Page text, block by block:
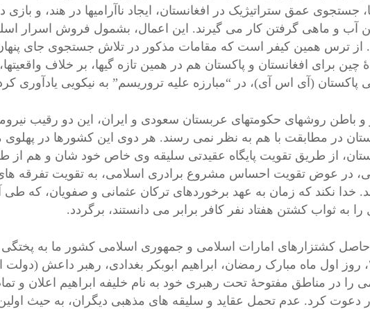
جستجوی عمق ستراتیژیک در افغانستان، ایجاد ناآرامیها در هند، و
آب و ماهی گرفتن کار می گیرند. این اعمال، بشمول فروش اسرار
از ترس همین کیفر است که مقامات مذکور در تلاش جستجوی جای
چین برای افغانستان و پاکستان هم در همین تازه گیها، بر خلاف
پاکستان (آی اس آی)، در “مبارزه علیه تروریسم” به نیکویی یادآوری
باطن روشهای حکومتهای عربستان سعودی و ایران، این دو رقیب
در مطابقت با هم به نظر نمی رسند. هر دوی این کشورها در پهلوی
از طریق تقویت پایگاه عقیدتی سلیقه وی خاص خود شان و هم
در عوض تقویت احساس مشروع برادری اسلامی، به تقویت تفرقه
خدا نکند که زمان به عهد برخوردهای ترکان عثمانی و صفویان، که
را به ثواب کشتن هفتاد نفر کافر برابر می دانستند، برگردد.
۲۰۱۴، روز اول ماه مبارک رمضان، ابراهیم ابوبکر بغدادی، رهبر داعش
را در مناطق مفتوحۀ تحت رهبری خود به نام خلیفه ابراهیم اعلان و
دعوت کرد. عدم تحمل عقاید و سلیقه های مذهبی دیگران، به حیث